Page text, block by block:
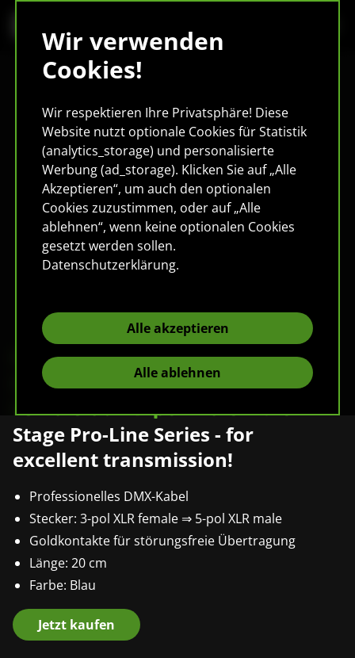
Wir verwenden
Cookies!
Wir respektieren Ihre Privatsphäre! Diese
Website nutzt optionale Cookies für Statistik
(analytics_storage) und personalisierte
Werbung (ad_storage). Klicken Sie auf „Alle
Akzeptieren“, um auch den optionalen
Cookies zuzustimmen, oder auf „Alle
ablehnen“, wenn keine optionalen Cookies
gesetzt werden sollen.
Datenschutzerklärung.
Alle akzeptieren
Alle ablehnen
Pronomic Stage 3F5M-0.2
DMX Adapter-Kabel 3-pol
female auf 5-pol male 20 cm
Stage Pro-Line Series - for
excellent transmission!
Professionelles DMX-Kabel
Stecker: 3-pol XLR female ⇒ 5-pol XLR male
Goldkontakte für störungsfreie Übertragung
Länge: 20 cm
Farbe: Blau
Jetzt kaufen